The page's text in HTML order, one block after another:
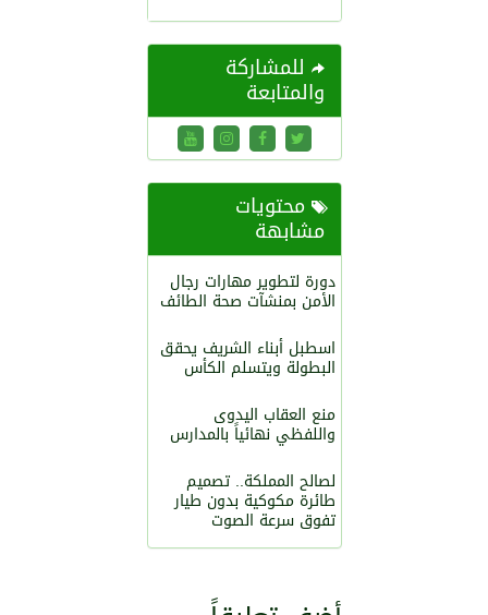
للمشاركة
والمتابعة
محتويات
مشابهة
دورة لتطوير مهارات رجال
الأمن بمنشآت صحة الطائف
اسطبل أبناء الشريف يحقق
البطولة ويتسلم الكأس
منع العقاب اليدوى
واللفظي نهائياً بالمدارس
لصالح المملكة.. تصميم
طائرة مكوكية بدون طيار
تفوق سرعة الصوت